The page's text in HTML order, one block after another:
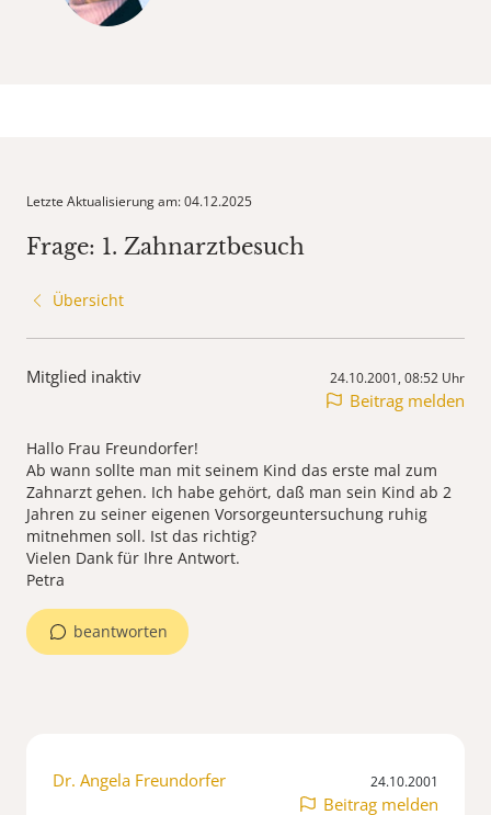
Letzte Aktualisierung am: 04.12.2025
Frage: 1. Zahnarztbesuch
Übersicht
Mitglied inaktiv 24.10.2001, 08:52 Uhr
Beitrag melden
Hallo Frau Freundorfer!
Ab wann sollte man mit seinem Kind das erste mal zum
Zahnarzt gehen. Ich habe gehört, daß man sein Kind ab 2
Jahren zu seiner eigenen Vorsorgeuntersuchung ruhig
mitnehmen soll. Ist das richtig?
Vielen Dank für Ihre Antwort.
Petra
beantworten
Dr. Angela Freundorfer 24.10.2001
Beitrag melden